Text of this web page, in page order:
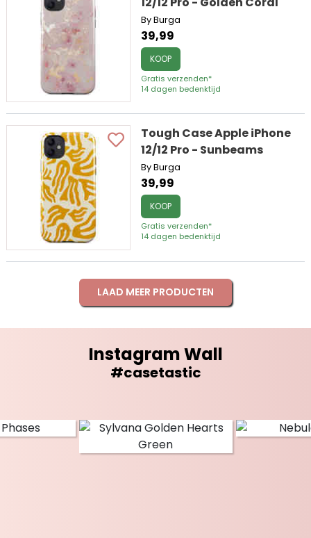
By Burga
39,99
KOOP
Gratis verzenden*
14 dagen bedenktijd
Tough Case Apple iPhone
12/12 Pro - Sunbeams
By Burga
39,99
KOOP
Gratis verzenden*
14 dagen bedenktijd
LAAD MEER PRODUCTEN
Instagram Wall
#casetastic